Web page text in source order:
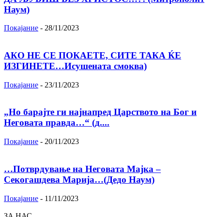
Наум)
Покајание - 28/11/2023
АКО НЕ СЕ ПОКАЕТЕ, СИТЕ ТАКА ЌЕ
ИЗГИНЕТЕ…Исушената смоква)
Покајание - 23/11/2023
„Но барајте ги најнапред Царството на Бог и
Неговата правда…“ (д....
Покајание - 20/11/2023
…Потврдување на Неговата Мајка –
Секогашдева Марија…(Дедо Наум)
Покајание - 11/11/2023